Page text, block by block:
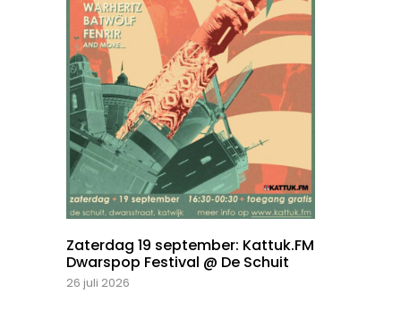
Zaterdag 19 september: Kattuk.FM
Dwarspop Festival @ De Schuit
26 juli 2026